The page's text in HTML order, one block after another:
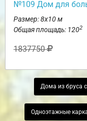
№109 Дом для
Размер: 8х10 м
Общая площадь: 1202
1837750
Дома из бруса
Одноэтажные